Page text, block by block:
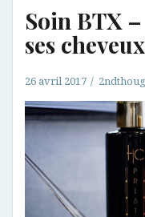
Soin BTX
ses
26 avril 2017